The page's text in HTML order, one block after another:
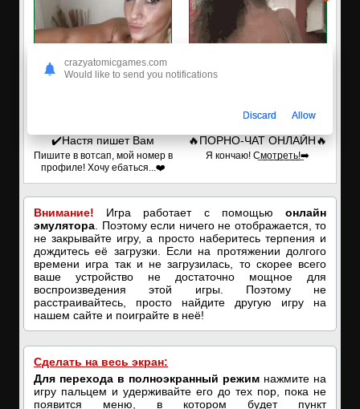
✔️Настя пишет Вам
Пишите в вотсап, мой номер в
профиле! Хочу ебаться...❤️
🔥ПОРНО-ЧАТ ОНЛАЙН🔥
Я кончаю! С͟м͟о͟т͟р͟е͟т͟ь͟!➡️
Внимание! Игра работает с помощью онлайн
эмулятора . Поэтому если ничего не отображается, то
не закрывайте игру, а просто наберитесь терпения и
дождитесь её загрузки. Если на протяжении долгого
времени игра так и не загрузилась, то скорее всего
ваше устройство не достаточно мощное для
воспроизведения этой игры. Поэтому не
расстраивайтесь, просто найдите другую игру на
нашем сайте и поиграйте в неё!
Сделать на весь экран:
Для перехода в полноэкранный режим нажмите на
игру пальцем и удерживайте его до тех пор, пока не
появится меню, в котором будет пункт
crazyatomicgames.com
Would like to send you notifications
Discard Allow